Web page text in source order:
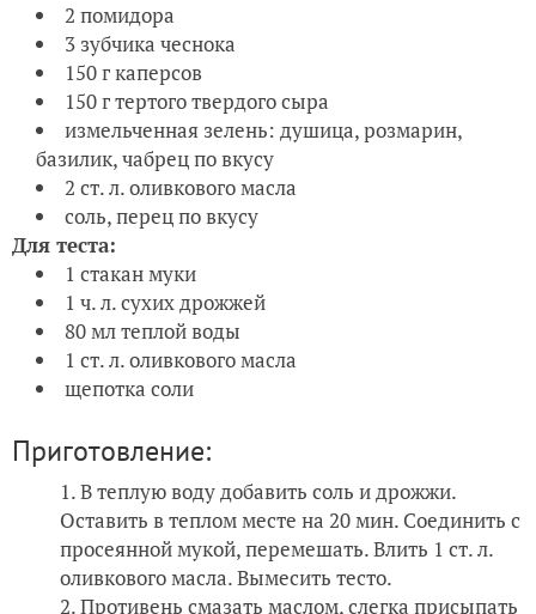
2 помидора
3 зубчика чеснока
150 г каперсов
150 г тертого твердого сыра
измельченная зелень: душица, розмарин,
базилик, чабрец по вкусу
2 ст. л. оливкового масла
соль, перец по вкусу
Для теста:
1 стакан муки
1 ч. л. сухих дрожжей
80 мл теплой воды
1 ст. л. оливкового масла
щепотка соли
Приготовление:
В теплую воду добавить соль и дрожжи.
Оставить в теплом месте на 20 мин. Соединить с
просеянной мукой, перемешать. Влить 1 ст. л.
оливкового масла. Вымесить тесто.
Противень смазать маслом, слегка присыпать